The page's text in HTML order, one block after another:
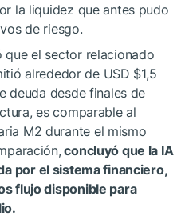
la liquidez que antes pudo
de riesgo.
que el sector relacionado
alrededor de USD $1,5
deuda desde finales de
es comparable al
M2 durante el mismo
concluyó que la IA
por el sistema financiero,
flujo disponible para